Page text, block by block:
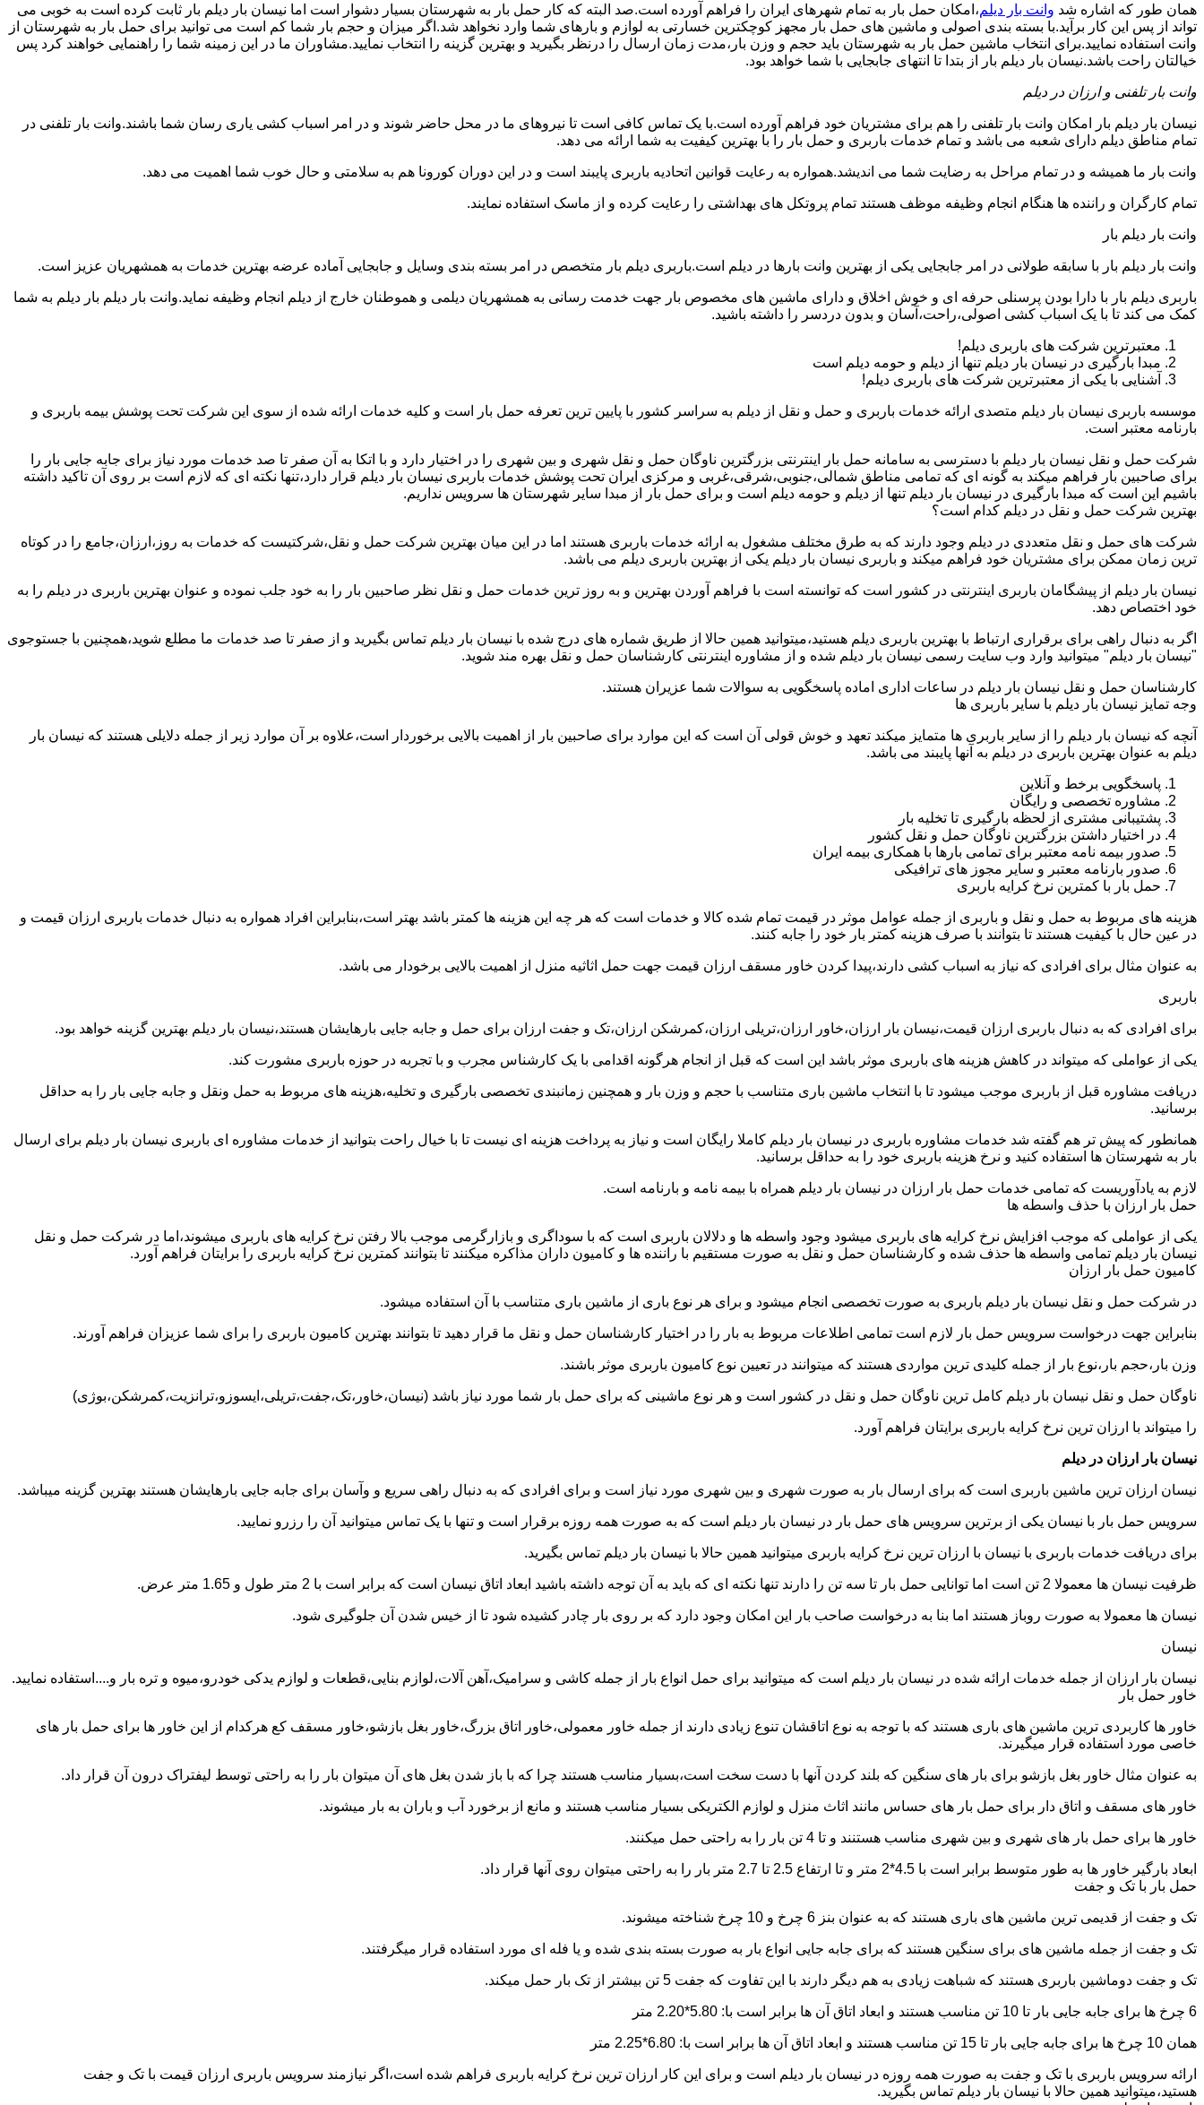
همان طور که اشاره شد وانت بار دیلم،امکان حمل بار به تمام شهرهای ایران را فراهم آورده است.صد البته که کار حمل بار به شهرستان بسیار دشوار است اما نیسان بار دیلم بار ثابت کرده است به خوبی می
تواند از پس این کار برآید.با بسته بندی اصولی و ماشین های حمل بار مجهز کوچکترین خسارتی به لوازم و بارهای شما وارد نخواهد شد.اگر میزان و حجم بار شما کم است می توانید برای حمل بار به شهرستان از
وانت استفاده نمایید.برای انتخاب ماشین حمل بار به شهرستان باید حجم و وزن بار،مدت زمان ارسال را درنظر بگیرید و بهترین گزینه را انتخاب نمایید.مشاوران ما در این زمینه شما را راهنمایی خواهند کرد پس
خیالتان راحت باشد.نیسان بار دیلم بار از بتدا تا انتهای جابجایی با شما خواهد بود.
وانت بار تلفنی و ارزان در دیلم
نیسان بار دیلم بار امکان وانت بار تلفنی را هم برای مشتریان خود فراهم آورده است.با یک تماس کافی است تا نیروهای ما در محل حاضر شوند و در امر اسباب کشی یاری رسان شما باشند.وانت بار تلفنی در
تمام مناطق دیلم دارای شعبه می باشد و تمام خدمات باربری و حمل بار را با بهترین کیفیت به شما ارائه می دهد.
وانت بار ما همیشه و در تمام مراحل به رضایت شما می اندیشد.همواره به رعایت قوانین اتحادیه باربری پایبند است و در این دوران کورونا هم به سلامتی و حال خوب شما اهمیت می دهد.
تمام کارگران و راننده ها هنگام انجام وظیفه موظف هستند تمام پروتکل های بهداشتی را رعایت کرده و از ماسک استفاده نمایند.
وانت بار دیلم بار
وانت بار دیلم بار با سابقه طولانی در امر جابجایی یکی از بهترین وانت بارها در دیلم است.باربری دیلم بار متخصص در امر بسته بندی وسایل و جابجایی آماده عرضه بهترین خدمات به همشهریان عزیز است.
باربری دیلم بار با دارا بودن پرسنلی حرفه ای و خوش اخلاق و دارای ماشین های مخصوص بار جهت خدمت رسانی به همشهریان دیلمی و هموطنان خارج از دیلم انجام وظیفه نماید.وانت بار دیلم بار دیلم به شما
کمک می کند تا با یک اسباب کشی اصولی،راحت،آسان و بدون دردسر را داشته باشید.
معتبرترین شرکت های باربری دیلم!
مبدا بارگیری در نیسان بار دیلم تنها از دیلم و حومه دیلم است
آشنایی با یکی از معتبرترین شرکت های باربری دیلم!
موسسه باربری نیسان بار دیلم متصدی ارائه خدمات باربری و حمل و نقل از دیلم به سراسر کشور با پایین ترین تعرفه حمل بار است و کلیه خدمات ارائه شده از سوی این شرکت تحت پوشش بیمه باربری و
بارنامه معتبر است.
شرکت حمل و نقل نیسان بار دیلم با دسترسی به سامانه حمل بار اینترنتی بزرگترین ناوگان حمل و نقل شهری و بین شهری را در اختیار دارد و با اتکا به آن صفر تا صد خدمات مورد نیاز برای جابه جایی بار را
برای صاحبین بار فراهم میکند به گونه ای که تمامی مناطق شمالی،جنوبی،شرقی،غربی و مرکزی ایران تحت پوشش خدمات باربری نیسان بار دیلم قرار دارد،تنها نکته ای که لازم است بر روی آن تاکید داشته
باشیم این است که مبدا بارگیری در نیسان بار دیلم تنها از دیلم و حومه دیلم است و برای حمل بار از مبدا سایر شهرستان ها سرویس نداریم.
بهترین شرکت حمل و نقل در دیلم کدام است؟
شرکت های حمل و نقل متعددی در دیلم وجود دارند که به طرق مختلف مشغول به ارائه خدمات باربری هستند اما در این میان بهترین شرکت حمل و نقل،شرکتیست که خدمات به روز،ارزان،جامع را در کوتاه
ترین زمان ممکن برای مشتریان خود فراهم میکند و باربری نیسان بار دیلم یکی از بهترین باربری دیلم می باشد.
نیسان بار دیلم از پیشگامان باربری اینترنتی در کشور است که توانسته است با فراهم آوردن بهترین و به روز ترین خدمات حمل و نقل نظر صاحبین بار را به خود جلب نموده و عنوان بهترین باربری در دیلم را به
خود اختصاص دهد.
اگر به دنبال راهی برای برقراری ارتباط با بهترین باربری دیلم هستید،میتوانید همین حالا از طریق شماره های درج شده با نیسان بار دیلم تماس بگیرید و از صفر تا صد خدمات ما مطلع شوید،همچنین با جستوجوی
"نیسان بار دیلم" میتوانید وارد وب سایت رسمی نیسان بار دیلم شده و از مشاوره اینترنتی کارشناسان حمل و نقل بهره مند شوید.
کارشناسان حمل و نقل نیسان بار دیلم در ساعات اداری اماده پاسخگویی به سوالات شما عزیران هستند.
وجه تمایز نیسان بار دیلم با سایر باربری ها
آنچه که نیسان بار دیلم را از سایر باربری ها متمایز میکند تعهد و خوش قولی آن است که این موارد برای صاحبین بار از اهمیت بالایی برخوردار است،علاوه بر آن موارد زیر از جمله دلایلی هستند که نیسان بار
دیلم به عنوان بهترین باربری در دیلم به آنها پایبند می باشد.
پاسخگویی برخط و آنلاین
مشاوره تخصصی و رایگان
پشتیبانی مشتری از لحظه بارگیری تا تخلیه بار
در اختیار داشتن بزرگترین ناوگان حمل و نقل کشور
صدور بیمه نامه معتبر برای تمامی بارها با همکاری بیمه ایران
صدور بارنامه معتبر و سایر مجوز های ترافیکی
حمل بار با کمترین نرخ کرایه باربری
هزینه های مربوط به حمل و نقل و باربری از جمله عوامل موثر در قیمت تمام شده کالا و خدمات است که هر چه این هزینه ها کمتر باشد بهتر است،بنابراین افراد همواره به دنبال خدمات باربری ارزان قیمت و
در عین حال با کیفیت هستند تا بتوانند با صرف هزینه کمتر بار خود را جابه کنند.
به عنوان مثال برای افرادی که نیاز به اسباب کشی دارند،پیدا کردن خاور مسقف ارزان قیمت جهت حمل اثاثیه منزل از اهمیت بالایی برخودار می باشد.
باربری
برای افرادی که به دنبال باربری ارزان قیمت،نیسان بار ارزان،خاور ارزان،تریلی ارزان،کمرشکن ارزان،تک و جفت ارزان برای حمل و جابه جایی بارهایشان هستند،نیسان بار دیلم بهترین گزینه خواهد بود.
یکی از عواملی که میتواند در کاهش هزینه های باربری موثر باشد این است که قبل از انجام هرگونه اقدامی با یک کارشناس مجرب و با تجربه در حوزه باربری مشورت کند.
دریافت مشاوره قبل از باربری موجب میشود تا با انتخاب ماشین باری متناسب با حجم و وزن بار و همچنین زمانبندی تخصصی بارگیری و تخلیه،هزینه های مربوط به حمل ونقل و جابه جایی بار را به حداقل
برسانید.
همانطور که پیش تر هم گفته شد خدمات مشاوره باربری در نیسان بار دیلم کاملا رایگان است و نیاز به پرداخت هزینه ای نیست تا با خیال راحت بتوانید از خدمات مشاوره ای باربری نیسان بار دیلم برای ارسال
بار به شهرستان ها استفاده کنید و نرخ هزینه باربری خود را به حداقل برسانید.
لازم به یادآوریست که تمامی خدمات حمل بار ارزان در نیسان بار دیلم همراه با بیمه نامه و بارنامه است.
حمل بار ارزان با حذف واسطه ها
یکی از عواملی که موجب افزایش نرخ کرایه های باربری میشود وجود واسطه ها و دلالان باربری است که با سوداگری و بازارگرمی موجب بالا رفتن نرخ کرایه های باربری میشوند،اما در شرکت حمل و نقل
نیسان بار دیلم تمامی واسطه ها حذف شده و کارشناسان حمل و نقل به صورت مستقیم با راننده ها و کامیون داران مذاکره میکنند تا بتوانند کمترین نرخ کرایه باربری را برایتان فراهم آورد.
کامیون حمل بار ارزان
در شرکت حمل و نقل نیسان بار دیلم باربری به صورت تخصصی انجام میشود و برای هر نوع باری از ماشین باری متناسب با آن استفاده میشود.
بنابراین جهت درخواست سرویس حمل بار لازم است تمامی اطلاعات مربوط به بار را در اختیار کارشناسان حمل و نقل ما قرار دهید تا بتوانند بهترین کامیون باربری را برای شما عزیزان فراهم آورند.
وزن بار،حجم بار،نوع بار از جمله کلیدی ترین مواردی هستند که میتوانند در تعیین نوع کامیون باربری موثر باشند.
ناوگان حمل و نقل نیسان بار دیلم کامل ترین ناوگان حمل و نقل در کشور است و هر نوع ماشینی که برای حمل بار شما مورد نیاز باشد (نیسان،خاور،تک،جفت،تریلی،ایسوزو،ترانزیت،کمرشکن،بوژی)
را میتواند با ارزان ترین نرخ کرایه باربری برایتان فراهم آورد.
نیسان بار ارزان در دیلم
نیسان ارزان ترین ماشین باربری است که برای ارسال بار به صورت شهری و بین شهری مورد نیاز است و برای افرادی که به دنبال راهی سریع و وآسان برای جابه جایی بارهایشان هستند بهترین گزینه میباشد.
سرویس حمل بار با نیسان یکی از برترین سرویس های حمل بار در نیسان بار دیلم است که به صورت همه روزه برقرار است و تنها با یک تماس میتوانید آن را رزرو نمایید.
برای دریافت خدمات باربری با نیسان با ارزان ترین نرخ کرایه باربری میتوانید همین حالا با نیسان بار دیلم تماس بگیرید.
ظرفیت نیسان ها معمولا 2 تن است اما توانایی حمل بار تا سه تن را دارند تنها نکته ای که باید به آن توجه داشته باشید ابعاد اتاق نیسان است که برابر است با 2 متر طول و 1.65 متر عرض.
نیسان ها معمولا به صورت روباز هستند اما بنا به درخواست صاحب بار این امکان وجود دارد که بر روی بار چادر کشیده شود تا از خیس شدن آن جلوگیری شود.
نیسان
نیسان بار ارزان از جمله خدمات ارائه شده در نیسان بار دیلم است که میتوانید برای حمل انواع بار از جمله کاشی و سرامیک،آهن آلات،لوازم بنایی،قطعات و لوازم یدکی خودرو،میوه و تره بار و....استفاده نمایید.
خاور حمل بار
خاور ها کاربردی ترین ماشین های باری هستند که با توجه به نوع اتاقشان تنوع زیادی دارند از جمله خاور معمولی،خاور اتاق بزرگ،خاور بغل بازشو،خاور مسقف کع هرکدام از این خاور ها برای حمل بار های
خاصی مورد استفاده قرار میگیرند.
به عنوان مثال خاور بغل بازشو برای بار های سنگین که بلند کردن آنها با دست سخت است،بسیار مناسب هستند چرا که با باز شدن بغل های آن میتوان بار را به راحتی توسط لیفتراک درون آن قرار داد.
خاور های مسقف و اتاق دار برای حمل بار های حساس مانند اثاث منزل و لوازم الکتریکی بسیار مناسب هستند و مانع از برخورد آب و باران به بار میشوند.
خاور ها برای حمل بار های شهری و بین شهری مناسب هستنند و تا 4 تن بار را به راحتی حمل میکنند.
ابعاد بارگیر خاور ها به طور متوسط برابر است با 4.5*2 متر و تا ارتفاع 2.5 تا 2.7 متر بار را به راحتی میتوان روی آنها قرار داد.
حمل بار با تک و جفت
تک و جفت از قدیمی ترین ماشین های باری هستند که به عنوان بنز 6 چرخ و 10 چرخ شناخته میشوند.
تک و جفت از جمله ماشین های برای سنگین هستند که برای جابه جایی انواع بار به صورت بسته بندی شده و یا فله ای مورد استفاده قرار میگرفتند.
تک و جفت دوماشین باربری هستند که شباهت زیادی به هم دیگر دارند با این تفاوت که جفت 5 تن بیشتر از تک بار حمل میکند.
6 چرخ ها برای جابه جایی بار تا 10 تن مناسب هستند و ابعاد اتاق آن ها برابر است با: 5.80*2.20 متر
همان 10 چرخ ها برای جابه جایی بار تا 15 تن مناسب هستند و ابعاد اتاق آن ها برابر است با: 6.80*2.25 متر
ارائه سرویس باربری با تک و جفت به صورت همه روزه در نیسان بار دیلم است و برای این کار ارزان ترین نرخ کرایه باربری فراهم شده است،اگر نیازمند سرویس باربری ارزان قیمت با تک و جفت
هستید،میتوانید همین حالا با نیسان بار دیلم تماس بگیرید.